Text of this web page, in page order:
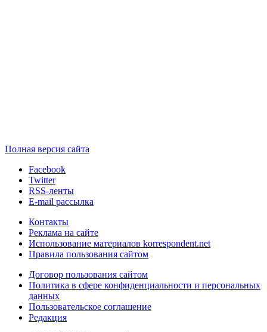
Полная версия сайта
Facebook
Twitter
RSS-ленты
E-mail рассылка
Контакты
Реклама на сайте
Использование материалов korrespondent.net
Правила пользования сайтом
Договор пользования сайтом
Политика в сфере конфиденциальности и персональных
данных
Пользовательское соглашение
Редакция